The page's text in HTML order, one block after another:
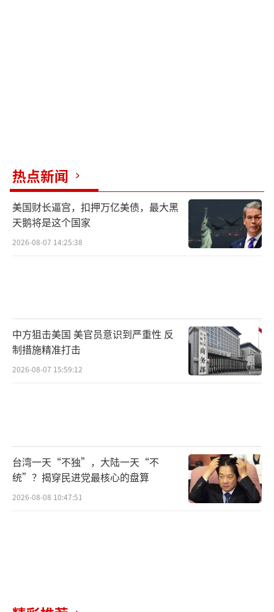
热点新闻
美国财长逼宫，扣押万亿美债，最大黑
天鹅将是这个国家
2026-08-07 14:25:38
中方狙击美国 美官员意识到严重性 反
制措施精准打击
2026-08-07 15:59:12
台湾一天“不独”，大陆一天“不
统”？揭穿民进党最核心的盘算
2026-08-08 10:47:51